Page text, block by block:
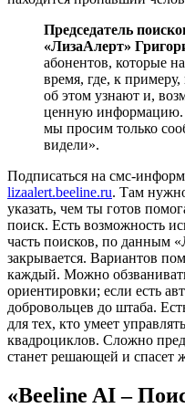
Председатель
«ЛизаАлерт»
абонентов, которые
время, где, к
об этом узнают и,
ценную информацию.
мы просим только
видели».
Подписаться на смс-
lizaalert.beeline.ru. Там
указать, чем ты готов
поиск. Есть возможность
часть поисков, по данным
закрывается. Вариантов
каждый. Можно
ориентировки; если есть
добровольцев до штаба.
для тех, кто умеет
квадроциклов. Сложно
станет решающей и спасет
«Beeline AI –